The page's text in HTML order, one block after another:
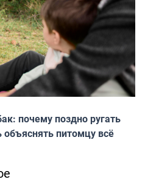
почему поздно ругать
объяснять питомцу всё